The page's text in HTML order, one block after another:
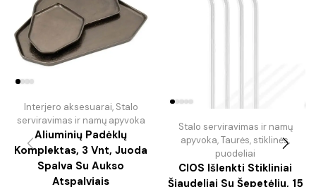
Interjero aksesuarai, Stalo
serviravimas ir namų apyvoka
Aliuminių Padėklų
Komplektas, 3 Vnt, Juoda
Spalva Su Aukso
Atspalviais
Stalo serviravimas ir namų
apyvoka,Taurės, stiklinės,
puodeliai
CIOS Išlenkti Stikliniai
Šiaudeliai Su Šepetėliu, 15